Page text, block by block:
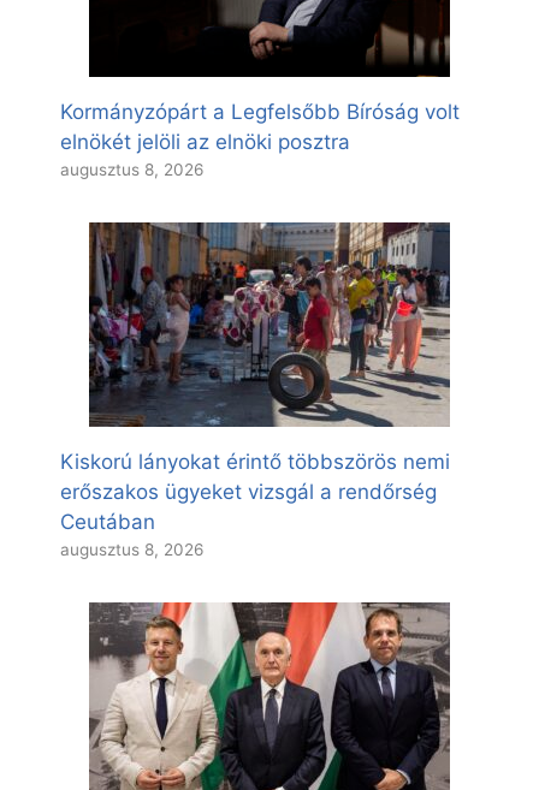
Kormányzópárt a Legfelsőbb Bíróság volt
elnökét jelöli az elnöki posztra
augusztus 8, 2026
Kiskorú lányokat érintő többszörös nemi
erőszakos ügyeket vizsgál a rendőrség
Ceutában
augusztus 8, 2026